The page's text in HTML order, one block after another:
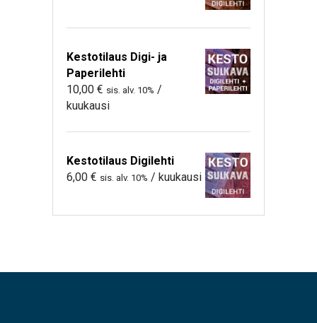
Kestotilaus Digi- ja
Paperilehti
10,00 € sis. alv. 10% /
kuukausi
Kestotilaus Digilehti
6,00 € sis. alv. 10% / kuukausi